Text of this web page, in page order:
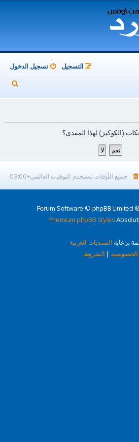
تسجيل الدخول
التسجيل
ح
(الكوكيز) لهذا المنتدى؟
جميع الأوقات تستخدم التوقيت العالمي+03:00
® Forum Software ©
Premium phpBB Styles
برعاية المنتديات العربية
الخصوصية | الشروط